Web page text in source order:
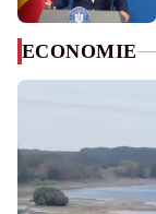
ECONOMIE